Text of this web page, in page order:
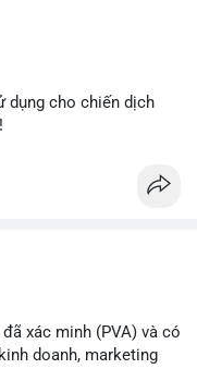
dụng cho chiến dịch
xác minh (PVA) và có
doanh, marketing